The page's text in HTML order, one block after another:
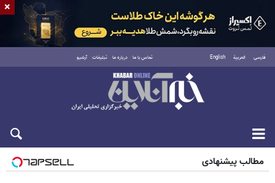
فارسی العربية English تماس با ما درباره ما تبلیغات آرشیو
پنجشنبه ۱۵ مرداد ۱۴۰۵
مطالب پیشنهادی
×